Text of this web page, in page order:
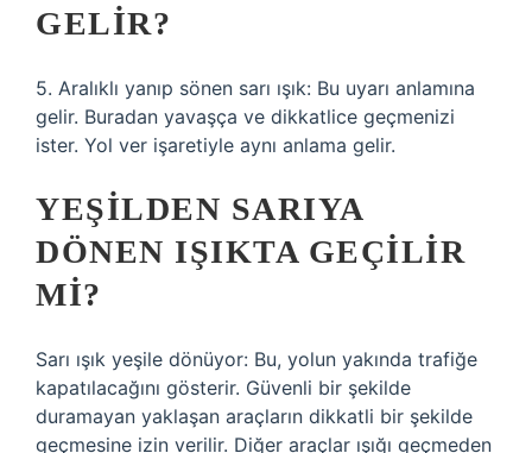
GELIR?
5. Aralıklı yanıp sönen sarı ışık: Bu uyarı anlamına
gelir. Buradan yavaşça ve dikkatlice geçmenizi
ister. Yol ver işaretiyle aynı anlama gelir.
YEŞILDEN SARIYA
DÖNEN IŞIKTA GEÇILIR
MI?
Sarı ışık yeşile dönüyor: Bu, yolun yakında trafiğe
kapatılacağını gösterir. Güvenli bir şekilde
duramayan yaklaşan araçların dikkatli bir şekilde
geçmesine izin verilir. Diğer araçlar ışığı geçmeden